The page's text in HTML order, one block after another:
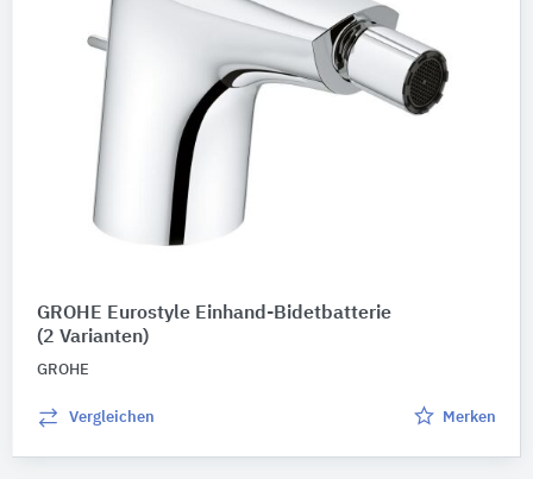
GROHE Eurostyle Einhand-Bidetbatterie
(2 Varianten)
GROHE
Vergleichen Merken